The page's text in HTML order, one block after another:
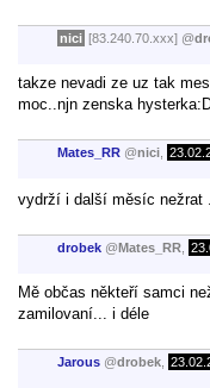
nici [83.240.70.xxx] @
takze nevadi ze uz tak
moc..njn zenska
Mates_RR @nici
vydrží i další měsíc nežrat
drobek @Mates_RR
Mě občas někteří samci
zamilovaní... i déle
Jarous @drobek